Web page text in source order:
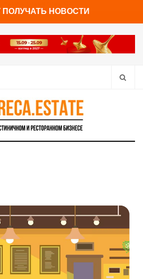
ПОЛУЧАТЬ НОВОСТИ